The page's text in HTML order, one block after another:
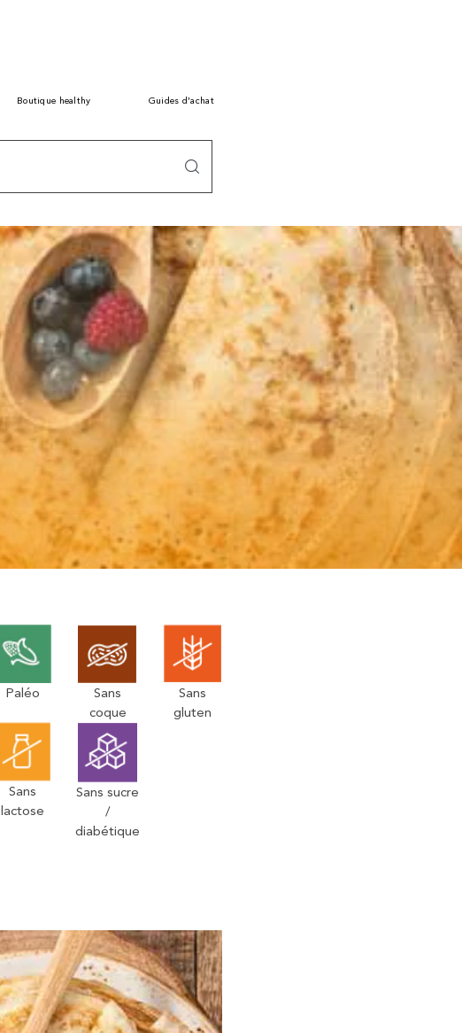
Boutique healthy Guides d’achat
Paléo
Sans
coque
Sans
gluten
Sans
lactose
Sans sucre
/
diabétique